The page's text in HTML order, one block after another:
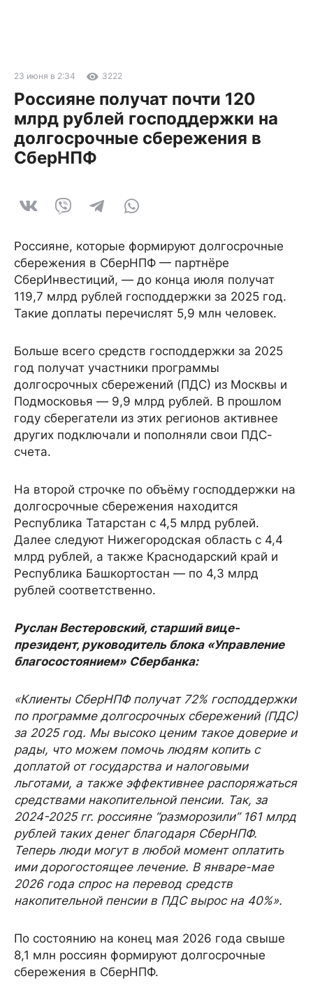
23 июня в 2:34 3222
Россияне получат почти 120
млрд рублей господдержки на
долгосрочные сбережения в
СберНПФ
Россияне, которые формируют долгосрочные
сбережения в СберНПФ — партнёре
СберИнвестиций, — до конца июля получат
119,7 млрд рублей господдержки за 2025 год.
Такие доплаты перечислят 5,9 млн человек.
Больше всего средств господдержки за 2025
год получат участники программы
долгосрочных сбережений (ПДС) из Москвы и
Подмосковья — 9,9 млрд рублей. В прошлом
году сберегатели из этих регионов активнее
других подключали и пополняли свои ПДС-
счета.
На второй строчке по объёму господдержки на
долгосрочные сбережения находится
Республика Татарстан с 4,5 млрд рублей.
Далее следуют Нижегородская область с 4,4
млрд рублей, а также Краснодарский край и
Республика Башкортостан — по 4,3 млрд
рублей соответственно.
Руслан Вестеровский, старший вице-
президент, руководитель блока «Управление
благосостоянием» Сбербанка:
«Клиенты СберНПФ получат 72% господдержки
по программе долгосрочных сбережений (ПДС)
за 2025 год. Мы высоко ценим такое доверие и
рады, что можем помочь людям копить с
доплатой от государства и налоговыми
льготами, а также эффективнее распоряжаться
средствами накопительной пенсии. Так, за
2024-2025 гг. россияне “разморозили” 161 млрд
рублей таких денег благодаря СберНПФ.
Теперь люди могут в любой момент оплатить
ими дорогостоящее лечение. В январе-мае
2026 года спрос на перевод средств
накопительной пенсии в ПДС вырос на 40%».
По состоянию на конец мая 2026 года свыше
8,1 млн россиян формируют долгосрочные
сбережения в СберНПФ.